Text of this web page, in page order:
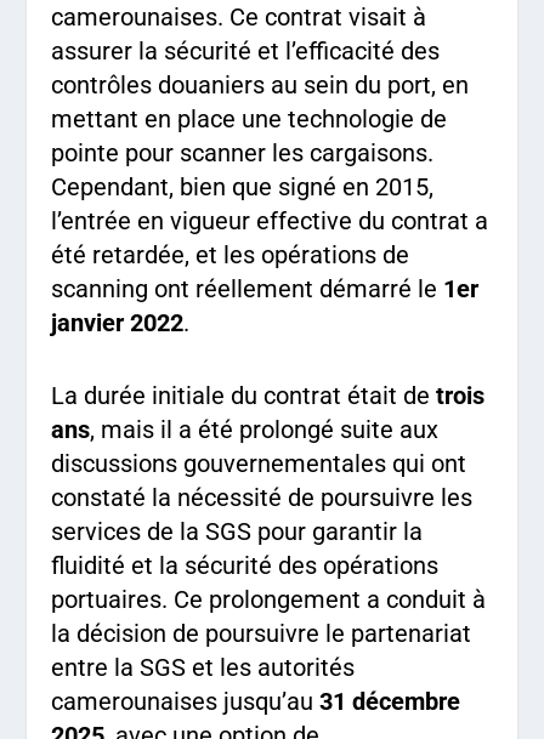
camerounaises. Ce contrat visait à
assurer la sécurité et l’efficacité des
contrôles douaniers au sein du port, en
mettant en place une technologie de
pointe pour scanner les cargaisons.
Cependant, bien que signé en 2015,
l’entrée en vigueur effective du contrat a
été retardée, et les opérations de
scanning ont réellement démarré le 1er
janvier 2022.
La durée initiale du contrat était detrois
ans, mais il a été prolongé suite aux
discussions gouvernementales qui ont
constaté la nécessité de poursuivre les
services de la SGS pour garantir la
fluidité et la sécurité des opérations
portuaires. Ce prolongement a conduit à
la décision de poursuivre le partenariat
entre la SGS et les autorités
camerounaises jusqu’au31 décembre